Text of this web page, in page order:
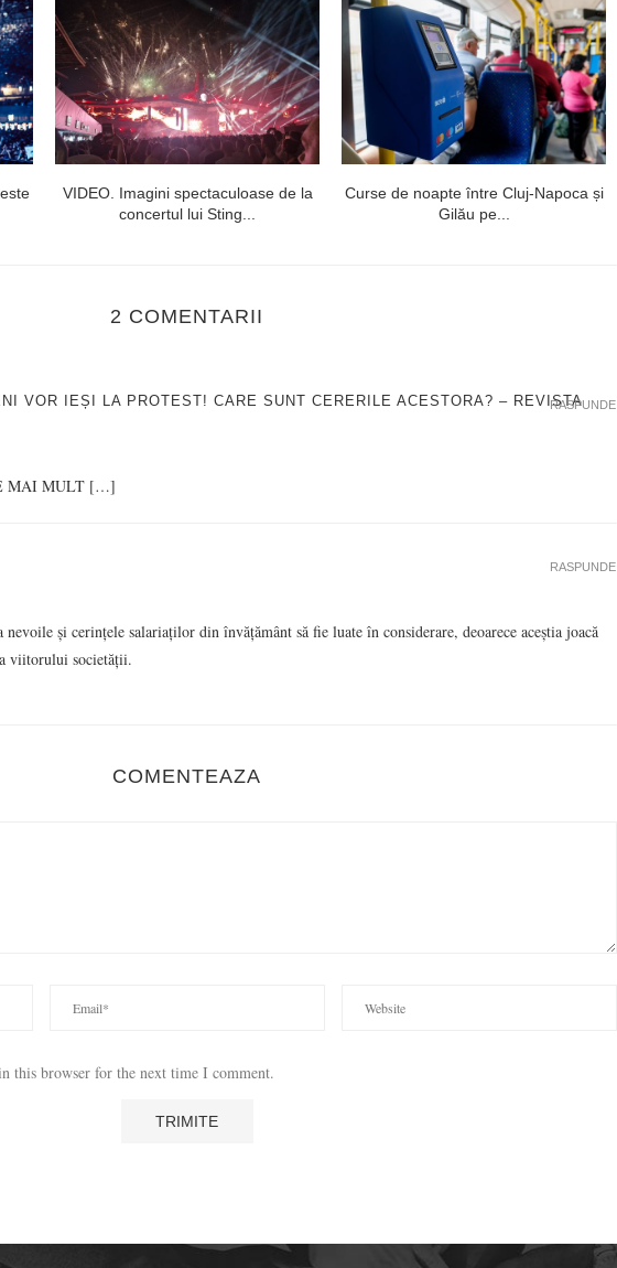
VIDEO. Imagini spectaculoase de la
concertul lui Sting...
Curse de noapte între Cluj-Napoca și
Gilău pe...
2 COMENTARII
VOR IEȘI LA PROTEST! CARE SUNT CERERILE ACESTORA? – REVISTA
MAI MULT […]
RASPUNDE
nevoile și cerințele salariaților din învățământ să fie luate în considerare, deoarece aceștia joacă
viitorului societății.
RASPUNDE
COMENTEAZA
this browser for the next time I comment.